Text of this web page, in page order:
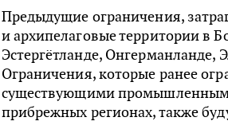
Предыдущие ограничения,
и архипелаговые территории в
Эстергётланде, Онгерманланде,
Ограничения, которые ранее
существующими
прибрежных регионах, также